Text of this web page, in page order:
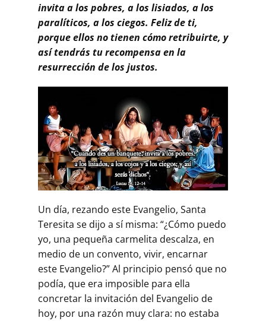
invita a los pobres, a los lisiados, a los
paralíticos, a los ciegos. Feliz de ti,
porque ellos no tienen cómo retribuirte, y
así tendrás tu recompensa en la
resurrección de los justos.
Un día, rezando este Evangelio, Santa
Teresita se dijo a sí misma: “¿Cómo puedo
yo, una pequeña carmelita descalza, en
medio de un convento, vivir, encarnar
este Evangelio?” Al principio pensó que no
podía, que era imposible para ella
concretar la invitación del Evangelio de
hoy, por una razón muy clara: no estaba